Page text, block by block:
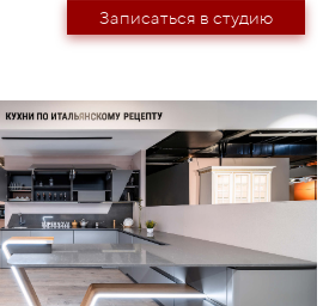
Записаться в студию